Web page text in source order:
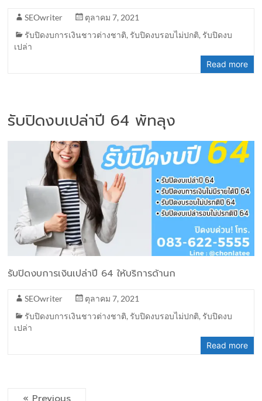
SEOwriter
ตุลาคม 7, 2021
รับปิดงบการเงินชาวต่างชาติ, รับปิดงบรอบไม่ปกติ, รับปิดงบ
เปล่า
Read more
รับปิดงบเปล่าปี 64 พัทลุง
รับปิดงบการเงินเปล่าปี 64 ให้บริการด้านก
SEOwriter
ตุลาคม 7, 2021
รับปิดงบการเงินชาวต่างชาติ, รับปิดงบรอบไม่ปกติ, รับปิดงบ
เปล่า
Read more